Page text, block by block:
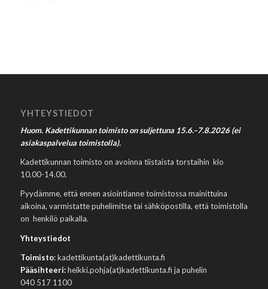
YHTEYSTIEDOT
Huom. Kadettikunnan toimisto on suljettuna 15.6.–7.8.2026 (ei
asiakaspalvelua toimistolla).
Kadettikunnan toimisto on avoinna tiistaista torstaihin klo
10.00-14.00.
Pyydämme, että ennen asiointianne toimistossa mainittuina
aikoina, varmistatte puhelimitse tai sähköpostilla, että toimistolla
on henkilö paikalla.
Yhteystiedot
Toimisto: kadettikunta(at)kadettikunta.fi
Pääsihteeri:heikki.pohja(at)kadettikunta.fi ja puhelin
040 517 1100